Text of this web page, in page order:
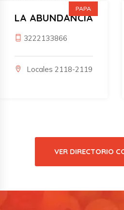
PAPA
LA ABUNDANCIA
3222133866
Locales 2118-2119
VER DIRECTORIO